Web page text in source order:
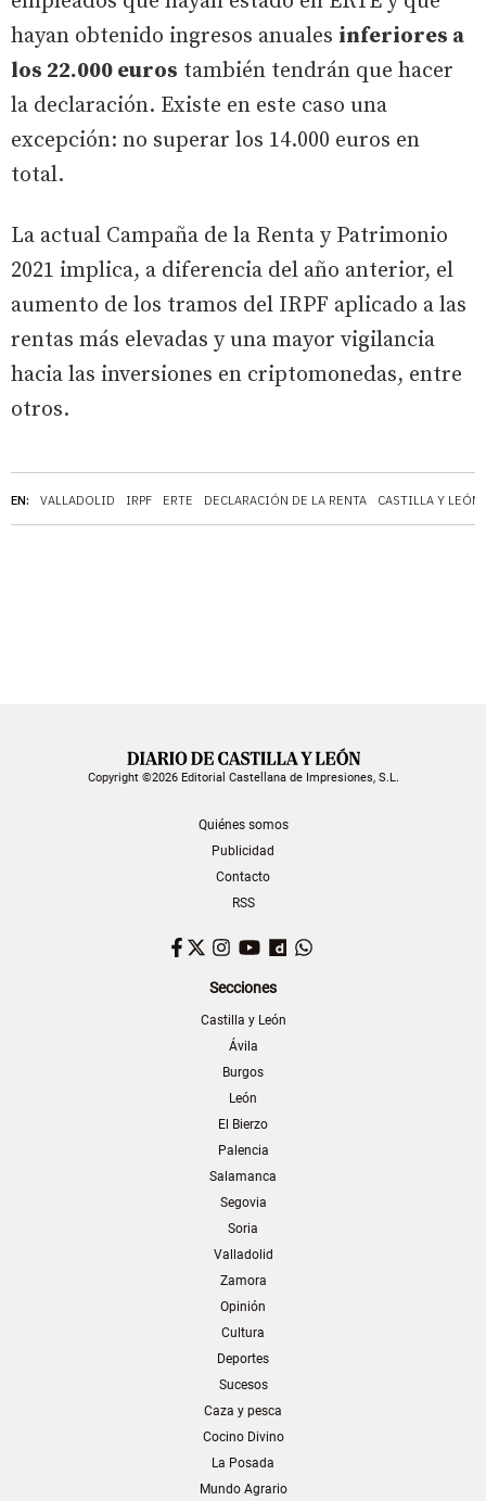
EN: VALLADOLID IRPF ERTE DECLARACIÓN DE LA RENTA CASTILLA Y LEÓN
hayan obtenido ingresos anuales inferiores a
los 22.000 euros también tendrán que hacer
la declaración. Existe en este caso una
excepción: no superar los 14.000 euros en
total.
La actual Campaña de la Renta y Patrimonio
2021 implica, a diferencia del año anterior, el
aumento de los tramos del IRPF aplicado a las
rentas más elevadas y una mayor vigilancia
hacia las inversiones en criptomonedas, entre
otros.
Copyright ©2026 Editorial Castellana de Impresiones, S.L.
Quiénes somos
Publicidad
Contacto
RSS
Facebook
TwitterInstagram
YouTubeDailymotion
Secciones
Castilla y León
Ávila
Burgos
León
El Bierzo
Palencia
Salamanca
Segovia
Soria
Valladolid
Zamora
Opinión
Cultura
Deportes
Sucesos
Caza y pesca
Cocino Divino
La Posada
Mundo Agrario